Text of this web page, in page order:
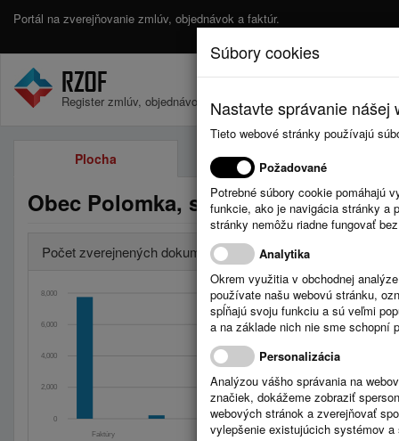
Portál na zverejňovanie zmlúv, objednávok a faktúr.
Register zmlúv, objednávok a faktúr.
Plocha Zmluvy
Obec Polomka, s.r.o.
Počet zverejnených dokumentov za obdobia
0
2,000
4,000
6,000
8,000
Úradná tabuľa:
Zmluvy
Faktúry
Úradná tabuľa:
Dnes: 0
Súbory cookies
Nastavte správanie
Tieto webové stránky používajú
Požadované
Potrebné súbory cookie pomáhajú
funkcie, ako je navigácia stránky a
stránky nemôžu riadne fungovať
Analytika
Okrem využitia v obchodnej
používate našu webovú stránku,
spĺňajú svoju funkciu a sú veľmi
a na základe nich nie sme schopní
Personalizácia
Analýzou vášho správania na
značiek, dokážeme zobraziť
webových stránok a zverejňovať
vylepšenie existujúcich systémov